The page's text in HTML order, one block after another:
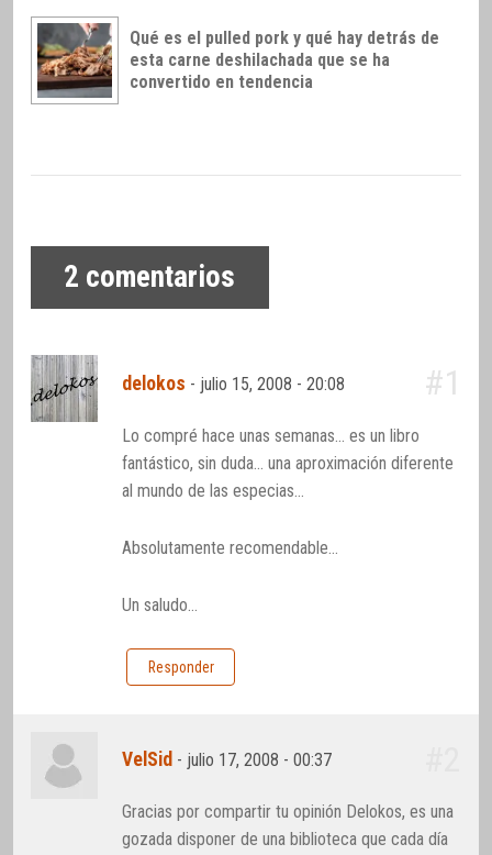
Qué es el pulled pork y qué hay detrás de
esta carne deshilachada que se ha
convertido en tendencia
2 comentarios
delokos - julio 15, 2008 - 20:08 #1
Lo compré hace unas semanas… es un libro
fantástico, sin duda… una aproximación diferente
al mundo de las especias…
Absolutamente recomendable…
Un saludo…
Responder
VelSid - julio 17, 2008 - 00:37
Gracias por compartir tu opinión Delokos, es una
gozada disponer de una biblioteca que cada día